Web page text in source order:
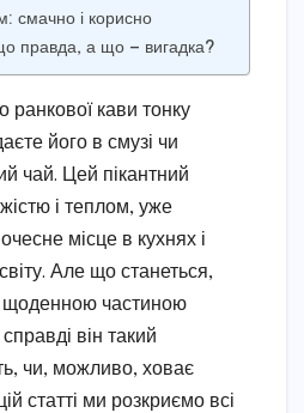
смачно і корисно
правда, а що — вигадка?
ранкової кави тонку
його в смузі чи
чай. Цей пікантний
і теплом, уже
місце в кухнях і
Але що станеться,
щоденною частиною
він такий
чи, можливо, ховає
статті ми розкриємо всі